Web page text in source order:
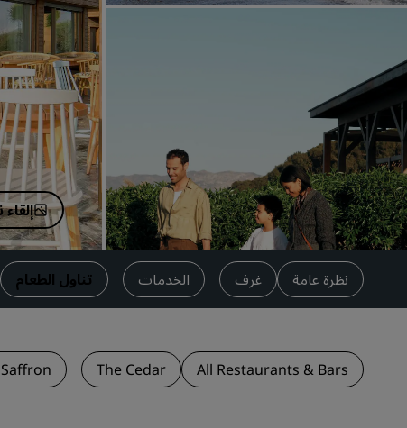
نظرة عامة غرف الخدمات تناول الطعام
All Restaurants & Bars
The Cedar